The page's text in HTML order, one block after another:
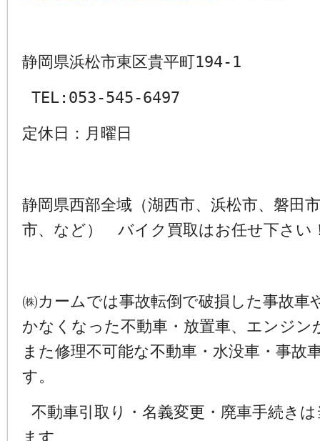
静岡県浜松市東区貴平町194-1
TEL:053-545-6497
定休日：月曜日
静岡県西部全域（湖西市、浜松市、磐田
市、など） バイク買取はお任せ下さい
㈱カームでは事故転倒で破損した事故車
かなくなった不動車・放置車、エンジン
また修理不可能な不動車・水没車・事故
す。
不動車引取り・名義変更・廃車手続き
ます